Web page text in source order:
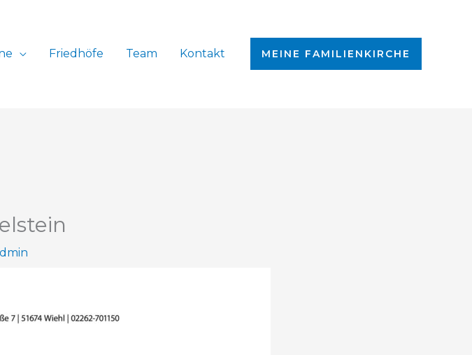
Friedhöfe Team Kontakt MEINE FAMILIENKIRCHE